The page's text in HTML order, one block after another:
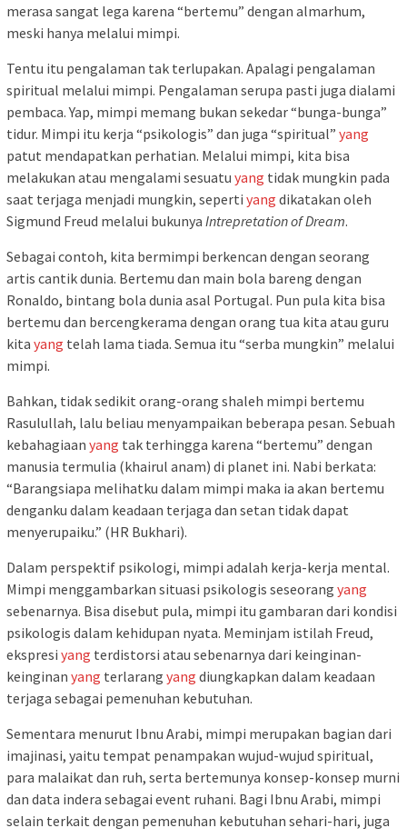
merasa sangat lega karena “bertemu” dengan almarhum,
meski hanya melalui mimpi.
Tentu itu pengalaman tak terlupakan. Apalagi pengalaman
spiritual melalui mimpi. Pengalaman serupa pasti juga dialami
pembaca. Yap, mimpi memang bukan sekedar “bunga-bunga”
tidur. Mimpi itu kerja “psikologis” dan juga “spiritual” yang
patut mendapatkan perhatian. Melalui mimpi, kita bisa
melakukan atau mengalami sesuatu yang tidak mungkin pada
saat terjaga menjadi mungkin, seperti yang dikatakan oleh
Sigmund Freud melalui bukunya Intrepretation of Dream.
Sebagai contoh, kita bermimpi berkencan dengan seorang
artis cantik dunia. Bertemu dan main bola bareng dengan
Ronaldo, bintang bola dunia asal Portugal. Pun pula kita bisa
bertemu dan bercengkerama dengan orang tua kita atau guru
kita yang telah lama tiada. Semua itu “serba mungkin” melalui
mimpi.
Bahkan, tidak sedikit orang-orang shaleh mimpi bertemu
Rasulullah, lalu beliau menyampaikan beberapa pesan. Sebuah
kebahagiaan yang tak terhingga karena “bertemu” dengan
manusia termulia (khairul anam) di planet ini. Nabi berkata:
“Barangsiapa melihatku dalam mimpi maka ia akan bertemu
denganku dalam keadaan terjaga dan setan tidak dapat
menyerupaiku.” (HR Bukhari).
Dalam perspektif psikologi, mimpi adalah kerja-kerja mental.
Mimpi menggambarkan situasi psikologis seseorang yang
sebenarnya. Bisa disebut pula, mimpi itu gambaran dari kondisi
psikologis dalam kehidupan nyata. Meminjam istilah Freud,
ekspresi yang terdistorsi atau sebenarnya dari keinginan-
keinginan yang terlarang yang diungkapkan dalam keadaan
terjaga sebagai pemenuhan kebutuhan.
Sementara menurut Ibnu Arabi, mimpi merupakan bagian dari
imajinasi, yaitu tempat penampakan wujud-wujud spiritual,
para malaikat dan ruh, serta bertemunya konsep-konsep murni
dan data indera sebagai event ruhani. Bagi Ibnu Arabi, mimpi
selain terkait dengan pemenuhan kebutuhan sehari-hari, juga